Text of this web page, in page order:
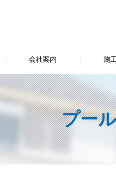
会社案内 施
プー